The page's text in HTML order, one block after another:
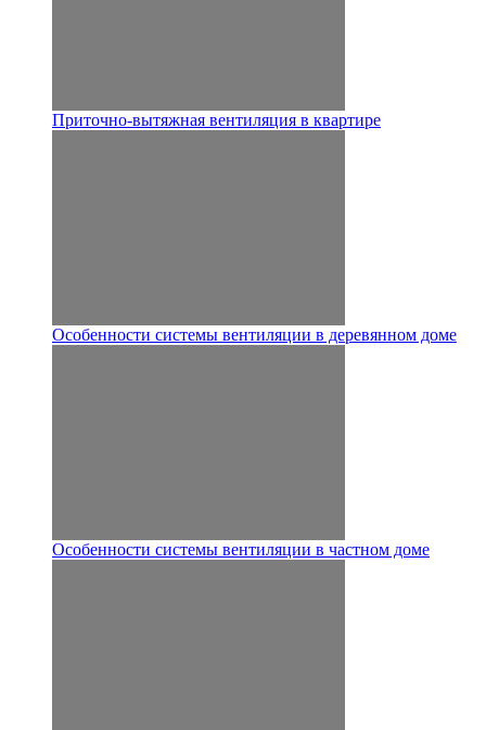
Приточно-вытяжная вентиляция в квартире
Особенности системы вентиляции в деревянном доме
Особенности системы вентиляции в частном доме